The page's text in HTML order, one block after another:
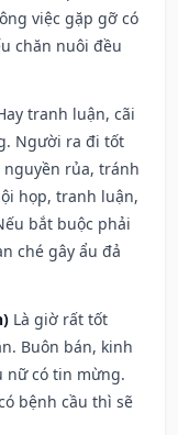
việc gặp gỡ có
chăn nuôi đều
tranh luận, cãi
Người ra đi tốt
rủa, tránh
họp, tranh luận,
bắt buộc phải
ché gây ẩu đả
Là giờ rất tốt
Buôn bán, kinh
nữ có tin mừng.
bệnh cầu thì sẽ